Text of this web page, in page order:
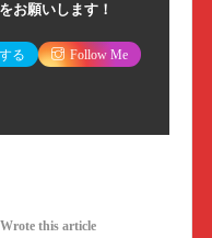
お願いします！
る Follow Me
Wrote this article